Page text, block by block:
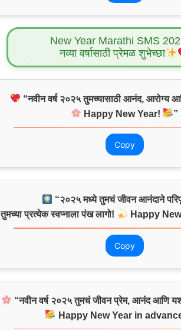
New Year Marathi SMS
नव्या वर्षासाठी प्रेमळ शुभेच्छा
“नवीन वर्ष २०२५ तुमच्यासाठी आनंद, आरोग्य
Happy New Year!
”
Copy
“२०२५ मध्ये तुमचं जीवन आनंदाने
तुमच्या प्रत्येक स्वप्नाला पंख लागो!
Happy
Copy
“नवीन वर्ष २०२५ तुमचं जीवन प्रेम, आनंद आणि
Happy New Year in